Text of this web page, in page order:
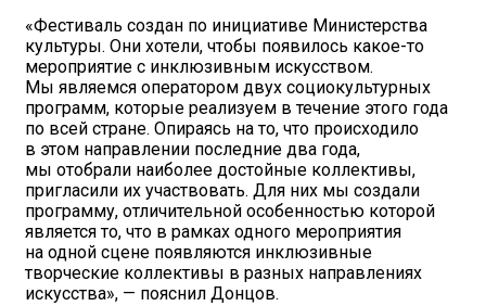
«Фестиваль создан по инициативе Министерства
культуры. Они хотели, чтобы появилось какое-то
мероприятие с инклюзивным искусством.
Мы являемся оператором двух социокультурных
программ, которые реализуем в течение этого года
по всей стране. Опираясь на то, что происходило
в этом направлении последние два года,
мы отобрали наиболее достойные коллективы,
пригласили их участвовать. Для них мы создали
программу, отличительной особенностью которой
является то, что в рамках одного мероприятия
на одной сцене появляются инклюзивные
творческие коллективы в разных направлениях
искусства», — пояснил Донцов.